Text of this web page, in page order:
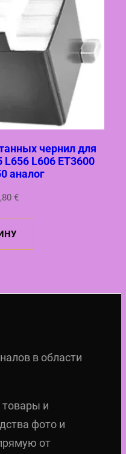
чернил для
L656 L606 ET3600
аналог
€
в области
и
фото и
от